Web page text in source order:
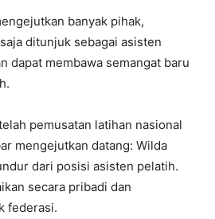
banyak pihak,
ditunjuk sebagai asisten
dapat membawa semangat baru
pemusatan latihan nasional
mengejutkan datang: Wilda
dari posisi asisten pelatih.
secara pribadi dan
federasi.